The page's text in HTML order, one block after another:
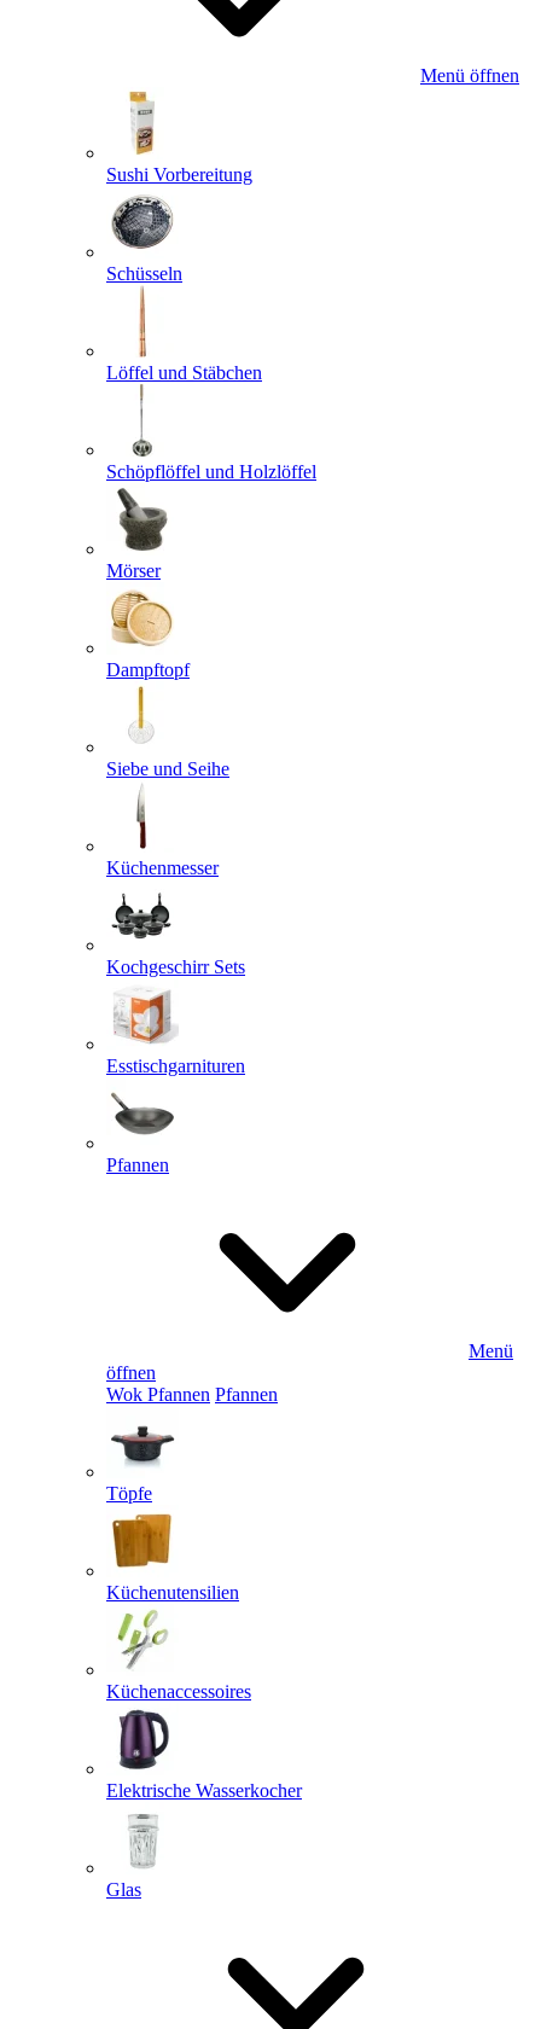
Menü öffnen
Sushi Vorbereitung
Schüsseln
Löffel und Stäbchen
Schöpflöffel und Holzlöffel
Mörser
Dampftopf
Siebe und Seihe
Küchenmesser
Kochgeschirr Sets
Esstischgarnituren
Pfannen
Menü
öffnen
Wok Pfannen Pfannen
Töpfe
Küchenutensilien
Küchenaccessoires
Elektrische Wasserkocher
Glas